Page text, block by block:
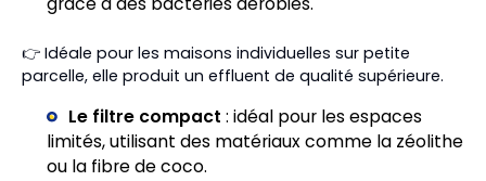
👉 Idéale pour les maisons individuelles sur petite
parcelle, elle produit un effluent de qualité supérieure.
Le filtre compact : idéal pour les espaces
limités, utilisant des matériaux comme la zéolithe
ou la fibre de coco.